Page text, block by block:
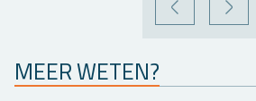
VORIGE
MEER WETEN?